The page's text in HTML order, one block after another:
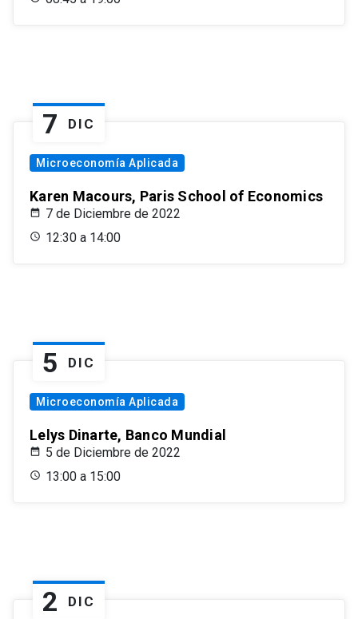
7 DIC
Microeconomía Aplicada
Karen Macours, Paris School of Economics
7 de Diciembre de 2022
12:30 a 14:00
5 DIC
Microeconomía Aplicada
Lelys Dinarte, Banco Mundial
5 de Diciembre de 2022
13:00 a 15:00
2 DIC